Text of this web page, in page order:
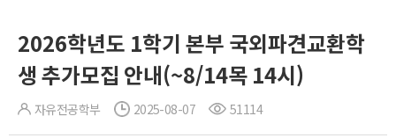
2026학년도 1학기 본부 국외파견교환학
생 추가모집 안내(~8/14목 14시)
자유전공학부 2025-08-07 51114